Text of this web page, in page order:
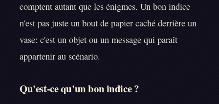
comptent autant que les énigmes. Un bon indice
n'est pas juste un bout de papier caché derrière un
vase: c'est un objet ou un message qui paraît
appartenir au scénario.
Qu'est-ce qu'un bon indice ?